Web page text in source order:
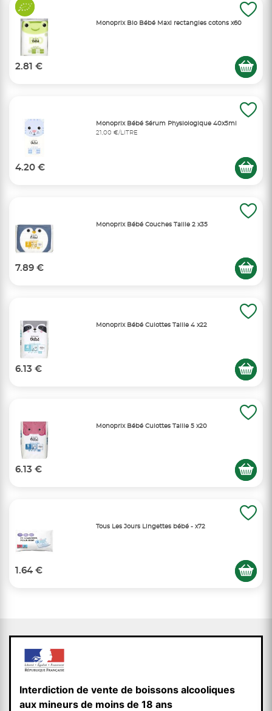
Monoprix Bio Bébé Maxi rectangles cotons x60
2.81 €
Monoprix Bébé Sérum Physiologique 40x5ml
21,00 €/LITRE
4.20 €
Monoprix Bébé Couches Taille 2 x35
7.89 €
Monoprix Bébé Culottes Taille 4 x22
6.13 €
Monoprix Bébé Culottes Taille 5 x20
6.13 €
Tous Les Jours Lingettes bébé - x72
1.64 €
Interdiction de vente de boissons alcooliques
aux mineurs de moins de 18 ans